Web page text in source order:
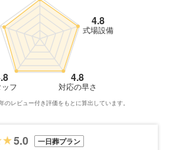
4.8
式場設備
4.8
対応の早さ
フ
のレビュー付き評価をもとに算出しています。
5.0 一日葬プラン